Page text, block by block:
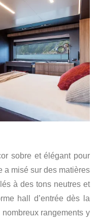
sobre et élégant pour
a misé sur des matières
à des tons neutres et
hall d’entrée dès la
rangements y